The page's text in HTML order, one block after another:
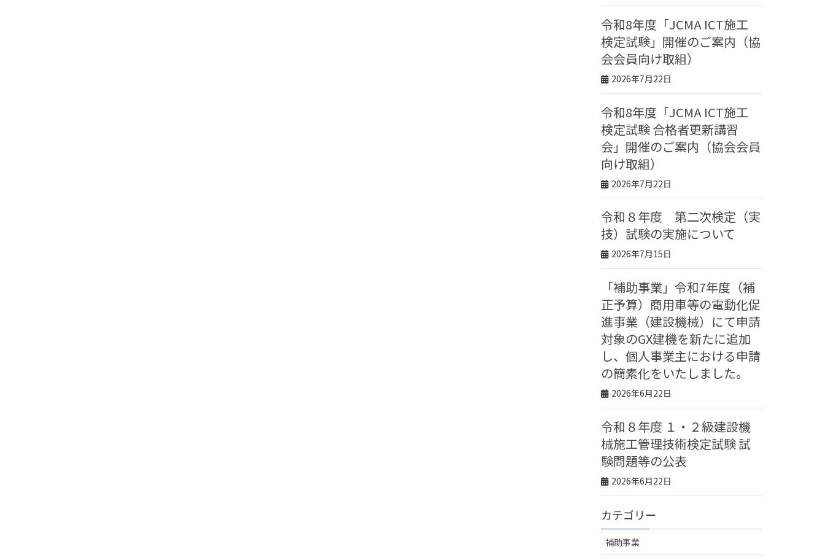
令和8年度「JCMA ICT施工
検定試験」開催のご案内（協
会会員向け取組）
2026年7月22日
令和8年度「JCMA ICT施工
検定試験 合格者更新講習
会」開催のご案内（協会会員
向け取組）
2026年7月22日
令和８年度 第二次検定（実
技）試験の実施について
2026年7月15日
「補助事業」令和7年度（補
正予算）商用車等の電動化促
進事業（建設機械）にて申請
対象のGX建機を新たに追加
し、個人事業主における申請
の簡素化をいたしました。
2026年6月22日
令和８年度 １・２級建設機
械施工管理技術検定試験 試
験問題等の公表
2026年6月22日
カテゴリー
補助事業